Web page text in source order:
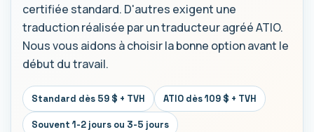
certifiée standard. D'autres exigent une
traduction réalisée par un traducteur agréé ATIO.
Nous vous aidons à choisir la bonne option avant le
début du travail.
Standard dès 59 $ + TVH ATIO dès 109 $ + TVH
Souvent 1-2 jours ou 3-5 jours